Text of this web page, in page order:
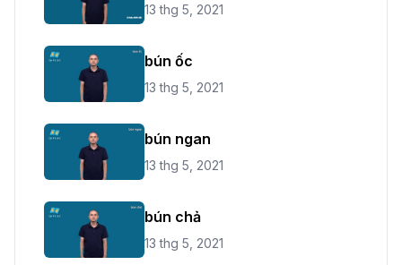
13 thg 5, 2021
bún ốc
13 thg 5, 2021
bún ngan
13 thg 5, 2021
bún chả
13 thg 5, 2021